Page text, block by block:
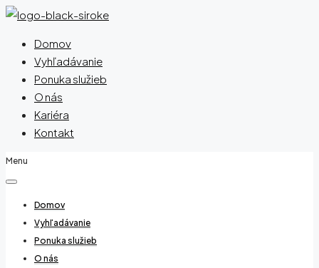
Domov
Vyhľadávanie
Ponuka služieb
O nás
Kariéra
Kontakt
Menu
Domov
Vyhľadávanie
Ponuka služieb
O nás